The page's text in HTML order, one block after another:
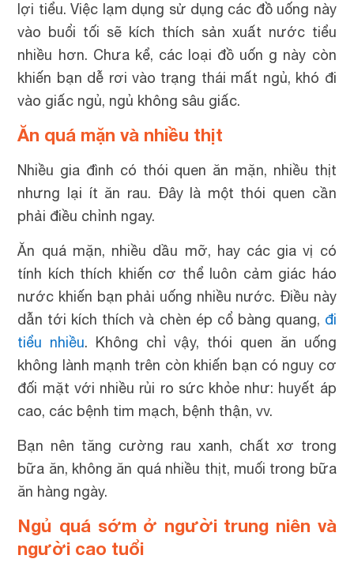
lợi tiểu. Việc lạm dụng sử dụng các đồ uống này
vào buổi tối sẽ kích thích sản xuất nước tiểu
nhiều hơn. Chưa kể, các loại đồ uốn g này còn
khiến bạn dễ rơi vào trạng thái mất ngủ, khó đi
vào giấc ngủ, ngủ không sâu giấc.
Ăn quá mặn và nhiều thịt
Nhiều gia đình có thói quen ăn mặn, nhiều thịt
nhưng lại ít ăn rau. Đây là một thói quen cần
phải điều chỉnh ngay.
Ăn quá mặn, nhiều dầu mỡ, hay các gia vị có
tính kích thích khiến cơ thể luôn cảm giác háo
nước khiến bạn phải uống nhiều nước. Điều này
dẫn tới kích thích và chèn ép cổ bàng quang, đi
tiểu nhiều. Không chỉ vậy, thói quen ăn uống
không lành mạnh trên còn khiến bạn có nguy cơ
đối mặt với nhiều rủi ro sức khỏe như: huyết áp
cao, các bệnh tim mạch, bệnh thận, vv.
Bạn nên tăng cường rau xanh, chất xơ trong
bữa ăn, không ăn quá nhiều thịt, muối trong bữa
ăn hàng ngày.
Ngủ quá sớm ở người trung niên và
người cao tuổi